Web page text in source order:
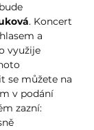
. Koncert
a
využije
se můžete na
v podání
zazní: